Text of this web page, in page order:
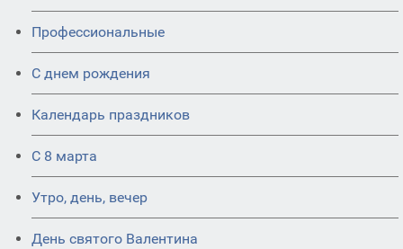
Профессиональные
С днем рождения
Календарь праздников
С 8 марта
Утро, день, вечер
День святого Валентина